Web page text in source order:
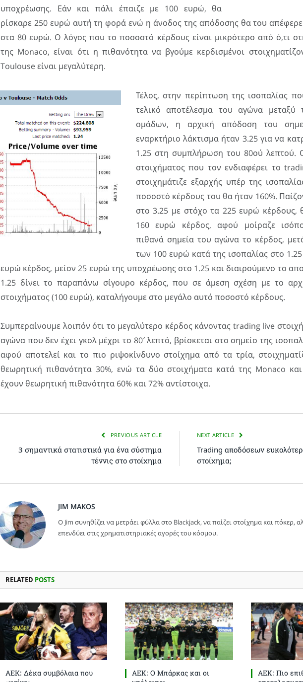
υποχρέωσης. Εάν και πάλι έπαιζε με 100 ευρώ, θα
ρίσκαρε 250 ευρώ αυτή τη φορά ενώ η άνοδος της απόδοσης θα του
στα 80 ευρώ. Ο λόγος που το ποσοστό κέρδους είναι μικρότερο από ό,τι
της Monaco, είναι ότι η πιθανότητα να βγούμε κερδισμένοι
Toulouse είναι μεγαλύτερη.
Τέλος, στην περίπτωση της ισοπαλίας
τελικό αποτέλεσμα του αγώνα μεταξύ
ομάδων, η αρχική απόδοση του
εναρκτήριο λάκτισμα ήταν 3.25 για να
1.25 στη συμπλήρωση του 80ού λεπτού.
στοιχήματος που τον ενδιαφέρει το
στοιχημάτιζε εξαρχής υπέρ της
ποσοστό κέρδους του θα ήταν 160%.
στο 3.25 με στόχο τα 225 ευρώ κέρδους,
160 ευρώ κέρδος, αφού μοίραζε
πιθανά σημεία του αγώνα το κέρδος,
των 100 ευρώ κατά της ισοπαλίας στο
ευρώ κέρδος, μείον 25 ευρώ της υποχρέωσης στο 1.25 και διαιρούμενο το
1.25 δίνει το παραπάνω σίγουρο κέρδος, που σε άμεση σχέση με το
στοιχήματος (100 ευρώ), καταλήγουμε στο μεγάλο αυτό ποσοστό κέρδους.
Συμπεραίνουμε λοιπόν ότι το μεγαλύτερο κέρδος κάνοντας trading live
αγώνα που δεν έχει γκολ μέχρι το 80′ λεπτό, βρίσκεται στο σημείο της
αφού αποτελεί και το πιο ριψοκίνδυνο στοίχημα από τα τρία,
θεωρητική πιθανότητα 30%, ενώ τα δύο στοιχήματα κατά της Monaco
έχουν θεωρητική πιθανότητα 60% και 72% αντίστοιχα.
PREVIOUS ARTICLE
3 σημαντικά στατιστικά για ένα σύστημα
τέννις στο στοίχημα
NEXT ARTICLE
Trading αποδόσεων
στοίχημα;
JIM MAKOS
Ο Jim συνηθίζει να μετράει φύλλα στο Blackjack, να παίζει στοίχημα και πόκερ,
επενδύει στις χρηματιστηριακές αγορές του κόσμου.
RELATED POSTS
ΑΕΚ: Δέκα συμβόλαια που
ΑΕΚ: Ο Μπάρκας και οι
ΑΕΚ: Πιο